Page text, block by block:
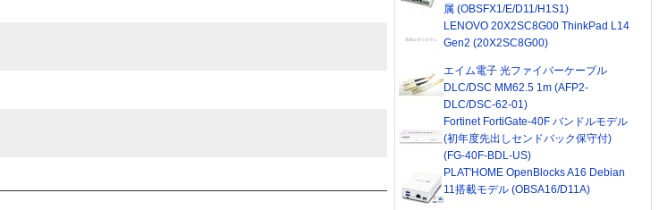
属 (OBSFX1/E/D11/H1S1)
LENOVO 20X2SC8G00 ThinkPad L14
Gen2 (20X2SC8G00)
エイム電子 光ファイバーケーブル
DLC/DSC MM62.5 1m (AFP2-
DLC/DSC-62-01)
Fortinet FortiGate-40F バンドルモデル
(初年度先出しセンドバック保守付)
(FG-40F-BDL-US)
PLAT'HOME OpenBlocks A16 Debian
11搭載モデル (OBSA16/D11A)